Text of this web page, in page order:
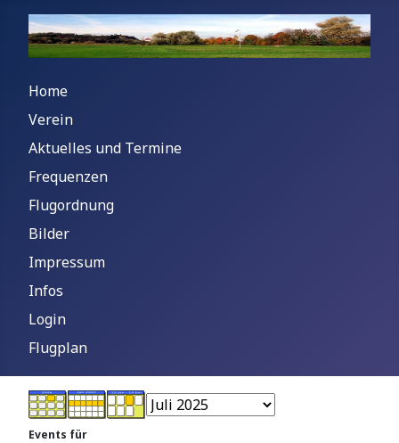
Home
Verein
Aktuelles und Termine
Frequenzen
Flugordnung
Bilder
Impressum
Infos
Login
Flugplan
Events für